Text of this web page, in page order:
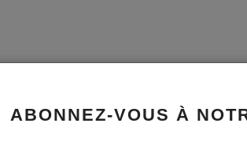
ABONNEZ-VOUS À